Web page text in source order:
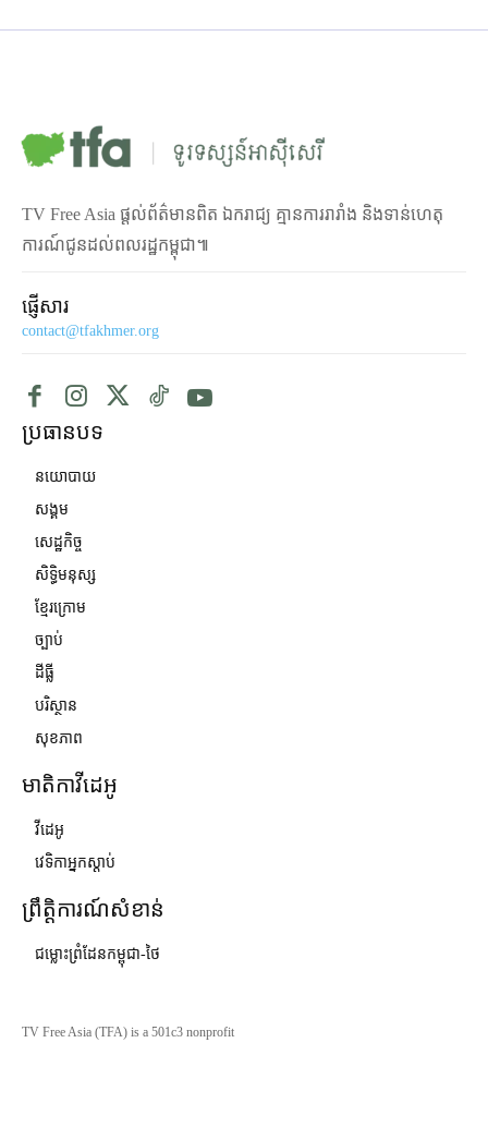
TV Free Asia ផ្ដល់ព័ត៌មានពិត ឯករាជ្យ គ្មានការរារាំង និងទាន់ហេតុ
ការណ៍ជូនដល់ពលរដ្ឋកម្ពុជា៕
ផ្ញើសារ
contact@tfakhmer.org
ប្រធានបទ
នយោបាយ
សង្គម
សេដ្ឋកិច្ច
សិទ្ធិមនុស្ស
ខ្មែរក្រោម
ច្បាប់
ដីធ្លី
បរិស្ថាន
សុខភាព
មាតិកាវីដេអូ
វីដេអូ
វេទិកាអ្នកស្ដាប់
ព្រឹត្តិការណ៍សំខាន់
ជម្លោះព្រំដែនកម្ពុជា-ថៃ
TV Free Asia (TFA) is a 501c3 nonprofit